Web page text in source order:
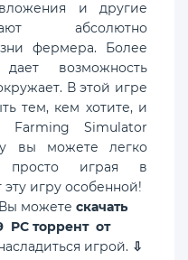
и другие
абсолютно
фермера. Более
возможность
В этой игре
тем, кем хотите, и
Farming Simulator
вы можете легко
просто играя в
эту игру особенной!
можете скачать
PC торрент от
игрой. ⇩